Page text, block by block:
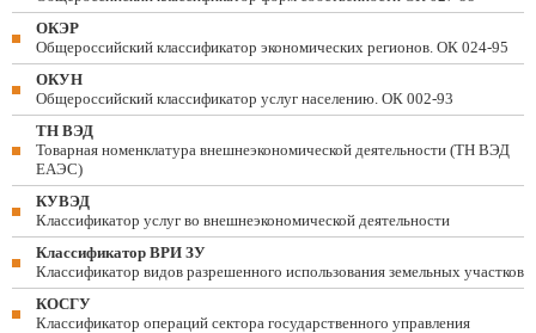
ОКЭР
Общероссийский классификатор экономических регионов. ОК 024-95
ОКУН
Общероссийский классификатор услуг населению. ОК 002-93
ТН ВЭД
Товарная номенклатура внешнеэкономической деятельности (ТН ВЭД
ЕАЭС)
КУВЭД
Классификатор услуг во внешнеэкономической деятельности
Классификатор ВРИ ЗУ
Классификатор видов разрешенного использования земельных участков
КОСГУ
Классификатор операций сектора государственного управления